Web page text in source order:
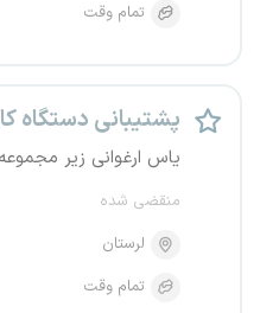
تمام وقت
پشتیبانی دستگاه
یاس ارغوانی زیر
منقضی شده
لرستان
تمام وقت